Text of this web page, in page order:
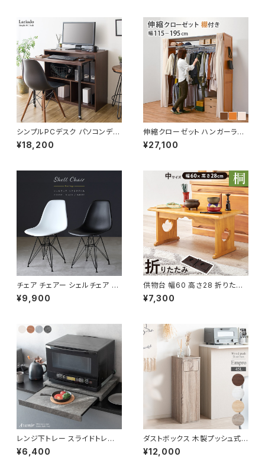
シンプルPCデスク パソコンデス
ク デスク 勉強机 ワーク デスク
机 書斎机 幅90
¥18,200
伸縮クローゼット ハンガーラッ
ク コートハンガー ワードローブ
フリーラック クローゼット 高さ1
¥27,100
チェア チェアー シェルチェア リ
ビング ダイニング イームズデザ
イン リプロダクト品
¥9,900
供物台 幅60 高さ28 折りたた
み式 供養机 お供え机 お供え台
御供物台 お経 仏壇 仏事 仏具
¥7,300
レンジ下トレー スライドトレー
家電置き レンジボード スライド
テーブル キッチン収納
¥6,400
ダストボックス 木製プッシュ式
ゴミ箱 スタイリッシュ ナチュラル
45L対応 新生活 模様替え
¥12,000